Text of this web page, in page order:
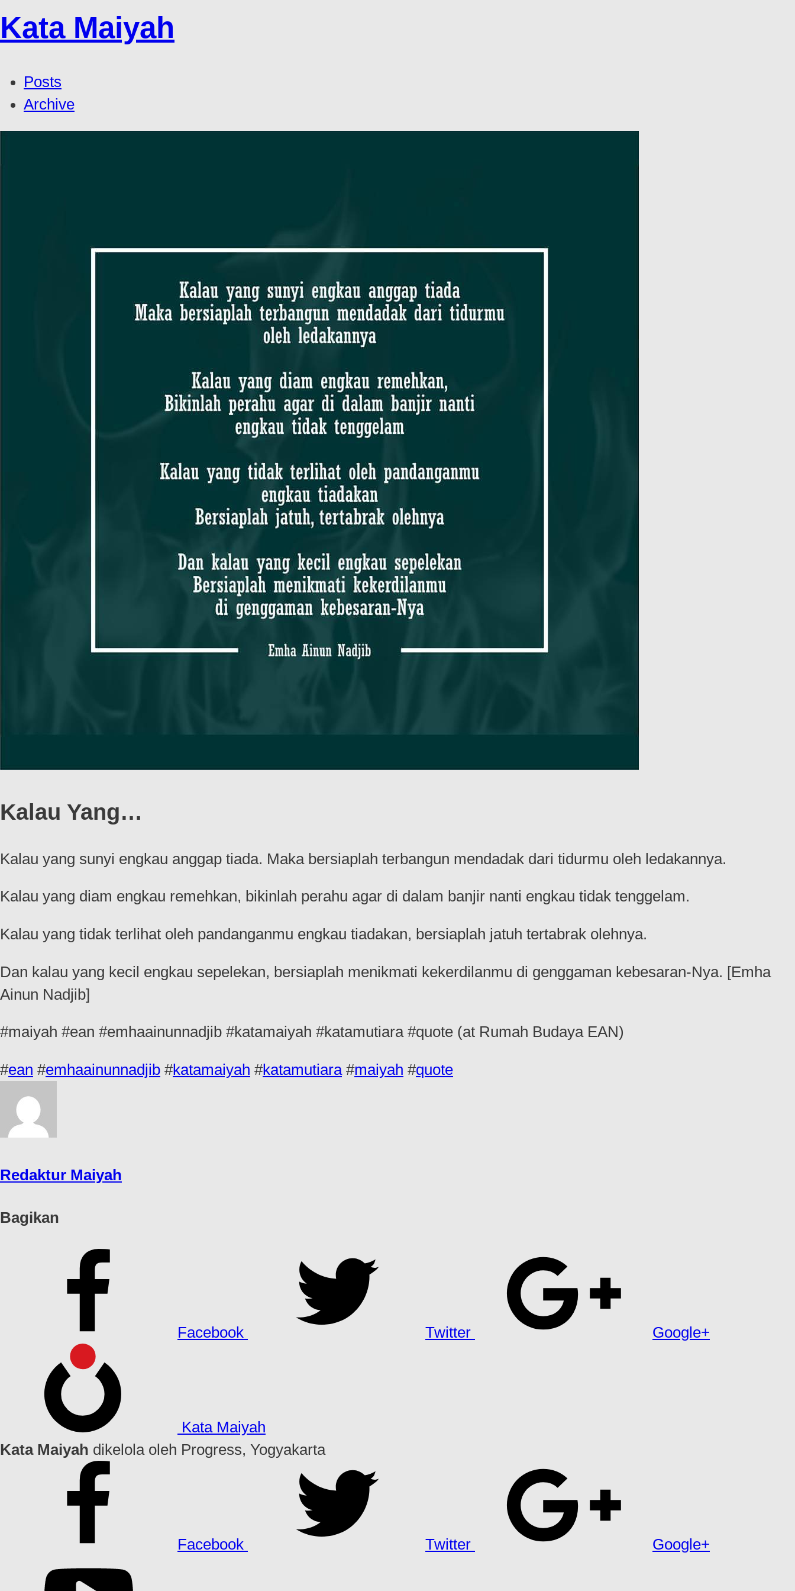
Kata Maiyah
Posts
Archive
Kalau Yang…
Kalau yang sunyi engkau anggap tiada. Maka bersiaplah terbangun mendadak dari tidurmu oleh ledakannya.
Kalau yang diam engkau remehkan, bikinlah perahu agar di dalam banjir nanti engkau tidak tenggelam.
Kalau yang tidak terlihat oleh pandanganmu engkau tiadakan, bersiaplah jatuh tertabrak olehnya.
Dan kalau yang kecil engkau sepelekan, bersiaplah menikmati kekerdilanmu di genggaman kebesaran-Nya. [Emha
Ainun Nadjib]
#maiyah #ean #emhaainunnadjib #katamaiyah #katamutiara #quote (at Rumah Budaya EAN)
#ean #emhaainunnadjib #katamaiyah #katamutiara#maiyah #quote
Redaktur Maiyah
Bagikan
Facebook Twitter Google+
Kata Maiyah
Kata Maiyah dikelola oleh Progress, Yogyakarta
Facebook Twitter Google+